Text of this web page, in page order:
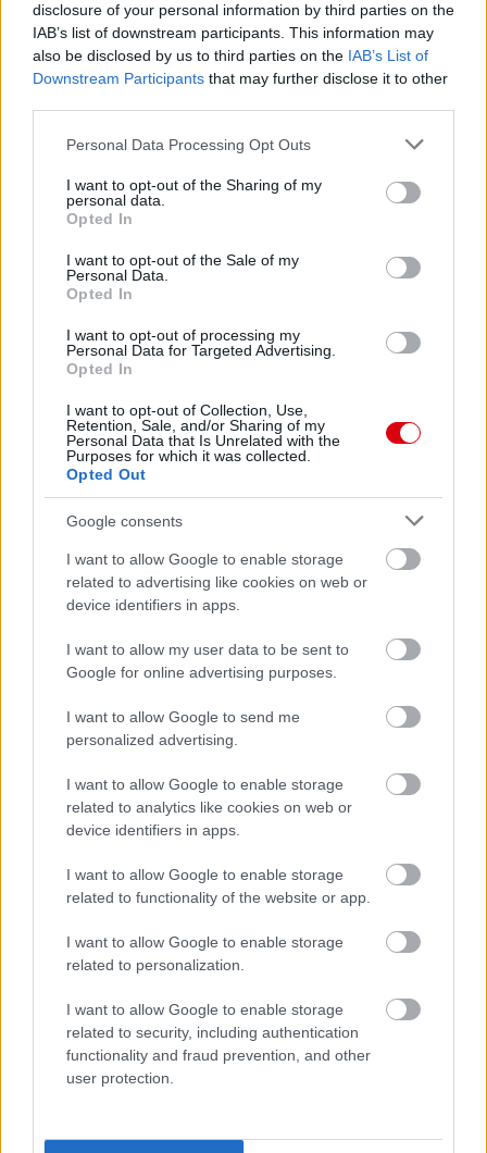
disclosure of your personal information by third parties on the
IAB’s list of downstream participants. This information may
also be disclosed by us to third parties on the IAB’s List of
Downstream Participants that may further disclose it to other
Please note that this website/app uses one or more Google
not limited to your visit or usage behaviour. You may click to
grant or deny consent to Google and its third-party tags to
use your data for below specified purposes in below Google
consent section.
Personal Data Processing Opt Outs
I want to opt-out of the Sharing of my
personal data.
Opted In
I want to opt-out of the Sale of my
Personal Data.
Opted In
I want to opt-out of processing my
Personal Data for Targeted Advertising.
Opted In
I want to opt-out of Collection, Use,
Retention, Sale, and/or Sharing of my
Personal Data that Is Unrelated with the
Purposes for which it was collected.
Opted Out
Google consents
I want to allow Google to enable storage
related to advertising like cookies on web or
device identifiers in apps.
I want to allow my user data to be sent to
Google for online advertising purposes.
I want to allow Google to send me
personalized advertising.
I want to allow Google to enable storage
related to analytics like cookies on web or
device identifiers in apps.
I want to allow Google to enable storage
related to functionality of the website or app.
I want to allow Google to enable storage
related to personalization.
I want to allow Google to enable storage
related to security, including authentication
functionality and fraud prevention, and other
user protection.
Meccs Center
Paris Saint-Germainvs
Manchester United
Felkészülési szezon 4. mérkőzés
Nya Ullevi, Göteborg
0 nap 11 óra 30 perc 16 másodperc
Leeds UnitedvsManchester United2026-08-12 20:30
AC Milan vsManchester United2026-08-15 18:00
ELŐZŐ MÉRKŐZÉSEK
Támogatás
Támogasd adományoddal
a ManUtdFanatics.hu működését!
CARRICKET FOGJA AJÁNLANI
A VEZETŐSÉG RATCLIFFE-
NEK